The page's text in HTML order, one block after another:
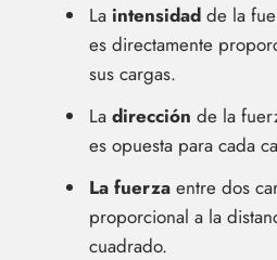
La intensidad de la
es directamente
sus cargas.
La dirección de la
es opuesta para cada
La fuerza entre dos
proporcional a la
cuadrado.